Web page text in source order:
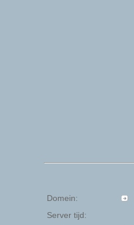
Domein:
Server tijd: